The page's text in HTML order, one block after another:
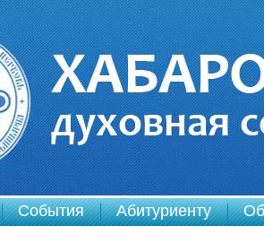
События Абитуриенту